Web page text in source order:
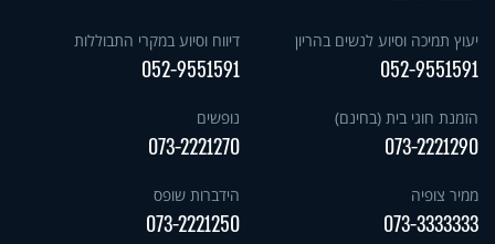
יעוץ תמיכה וסיוע לנשים בהריון
052-9551591
דיווח וסיוע במקרי התבוללות
052-9551591
הזמנת חוגי בית (בחינם)
073-2221290
נופשים
073-2221270
ממיר צופיה
073-3333333
הידברות שופס
073-2221250